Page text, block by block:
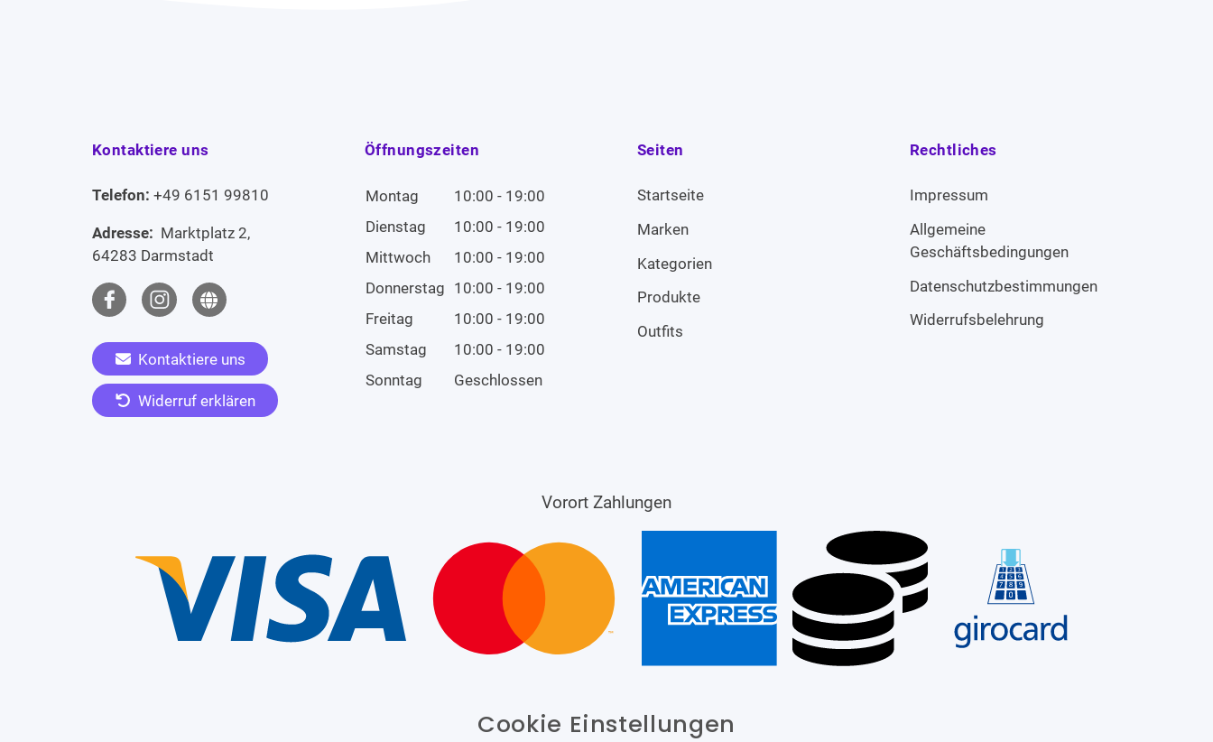
Kontaktiere uns
Telefon: +49 6151 99810
Adresse: Marktplatz 2,
64283 Darmstadt
Kontaktiere uns
Widerruf erklären
Öffnungszeiten
Montag
10:00 - 19:00
Dienstag
10:00 - 19:00
Mittwoch
10:00 - 19:00
Donnerstag 10:00 - 19:00
Freitag
10:00 - 19:00
Samstag
10:00 - 19:00
Sonntag
Geschlossen
Seiten
Startseite
Marken
Kategorien
Produkte
Outfits
Rechtliches
Impressum
Allgemeine
Geschäftsbedingungen
Datenschutzbestimmungen
Widerrufsbelehrung
Vorort Zahlungen
Cookie Einstellungen